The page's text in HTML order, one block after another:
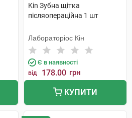
Kin Зубна щітка
післяопераційна 1 шт
Лабораторіос Кін
Є в наявності
від 178.00 грн
КУПИТИ